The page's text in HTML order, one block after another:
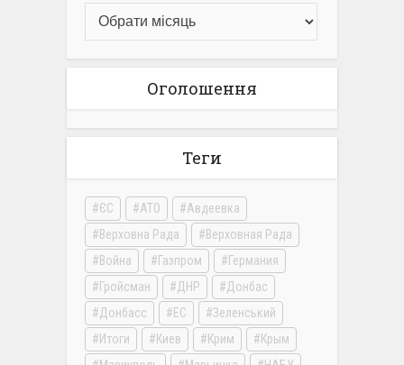
Оголошення
Теги
ЄС АТО
Авдеевка
Верховна Рада
Верховная Рада
Война
Газпром
Германия
Гройсман
ДНР
Донбас
Донбасс
ЕС
Зеленський
Итоги
Киев Крим
Крым